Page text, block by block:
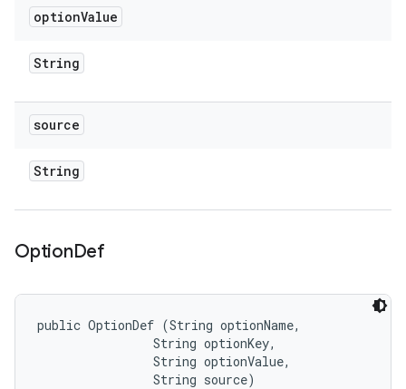
optionValue
String
source
String
OptionDef
public OptionDef (String optionName,
                String optionKey,
                String optionValue,
                String source)